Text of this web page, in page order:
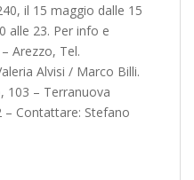
il 15 maggio dalle 15
alle 23. Per info e
Arezzo, Tel.
Alvisi / Marco Billi.
103 – Terranuova
– Contattare: Stefano